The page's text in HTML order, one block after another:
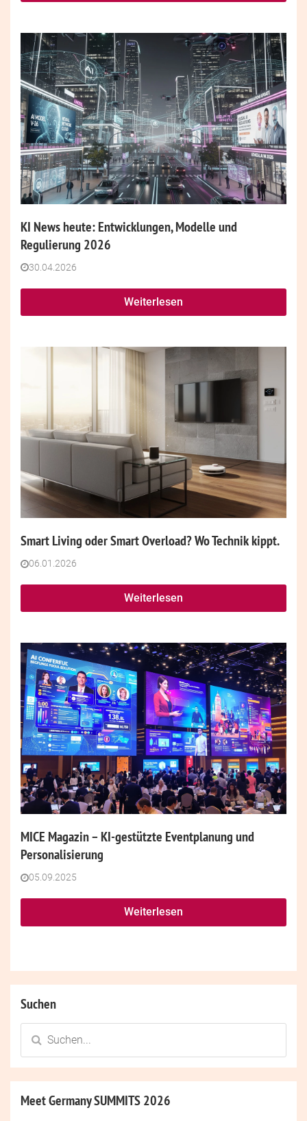
KI News heute: Entwicklungen, Modelle und
Regulierung 2026
30.04.2026
Weiterlesen
Smart Living oder Smart Overload? Wo Technik kippt.
06.01.2026
Weiterlesen
MICE Magazin – KI-gestützte Eventplanung und
Personalisierung
05.09.2025
Weiterlesen
Suchen
Meet Germany SUMMITS 2026